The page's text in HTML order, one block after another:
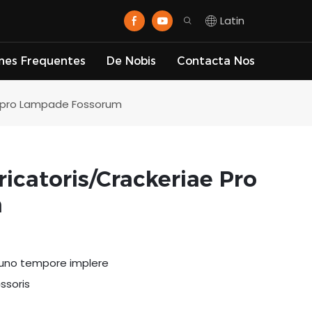
Latin
Frequentes De Nobis Contacta Nos
Lampade Fossorum
Crackeriae Pro
tempore implere